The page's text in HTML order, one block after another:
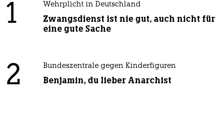
1 Wehrplicht in Deutschland
Zwangsdienst ist nie gut, auch nicht für
eine gute Sache
2 Bundeszentrale gegen Kinderfiguren
Benjamin, du lieber Anarchist